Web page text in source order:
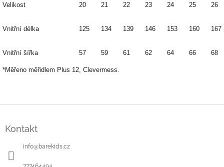
Velikost 20 21 22 23 24 25 26
Vnitřní délka 125 134 139 146 153 160 167
Vnitřní šířka 57 59 61 62 64 66 68
*Měřeno měřidlem Plus 12, Clevermess.
Kontakt
info@barekids.cz